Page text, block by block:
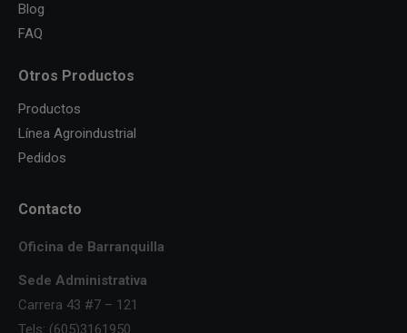
Blog
FAQ
Otros Productos
Productos
Línea Agroindustrial
Pedidos
Contacto
Oficina de Barranquilla
Sede Administrativa
Carrera 43 #7 – 121